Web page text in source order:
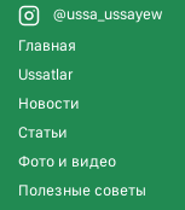
@ussa_ussayew
Главная
Ussatlar
Новости
Статьи
Фото и видео
Полезные советы